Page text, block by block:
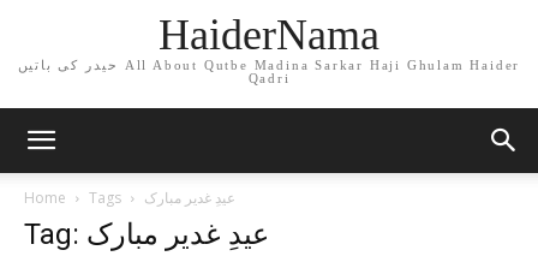
HaiderNama
حیدر کی باتیں All About Qutbe Madina Sarkar Haji Ghulam Haider
Qadri
Home Tags عیدِ غدیر مبارک
Tag: عیدِ غدیر مبارک